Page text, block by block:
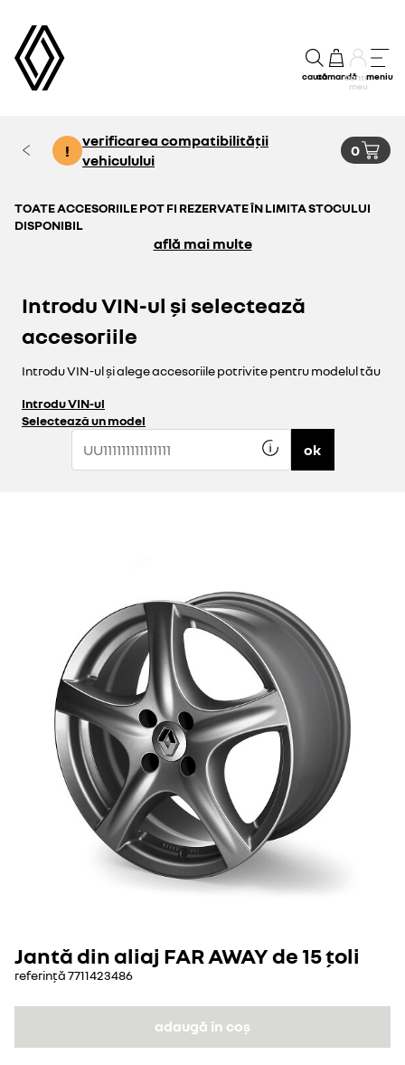
cautăcomandăContul
meu
meniu
!
verificarea compatibilității
vehiculului
0
TOATE ACCESORIILE POT FI REZERVATE ÎN LIMITA STOCULUI
DISPONIBIL
află mai multe
Introdu VIN-ul și selectează
accesoriile
Introdu VIN-ul și alege accesoriile potrivite pentru modelul tău
Introdu VIN-ul
Selectează un model
ok
Jantă din aliaj FAR AWAY de 15 ţoli
referință7711423486
adaugă în coș